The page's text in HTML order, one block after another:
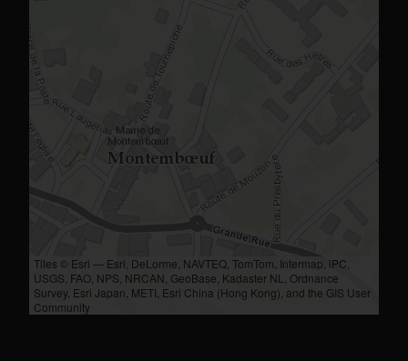
Tiles © Esri — Esri, DeLorme, NAVTEQ, TomTom, Intermap, iPC,
USGS, FAO, NPS, NRCAN, GeoBase, Kadaster NL, Ordnance
Survey, Esri Japan, METI, Esri China (Hong Kong), and the GIS User
Community